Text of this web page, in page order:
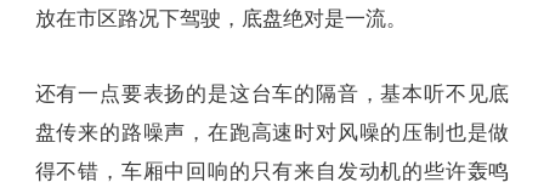
放在市区路况下驾驶，底盘绝对是一流。
还有一点要表扬的是这台车的隔音，基本听不见底
盘传来的路噪声，在跑高速时对风噪的压制也是做
得不错，车厢中回响的只有来自发动机的些许轰鸣